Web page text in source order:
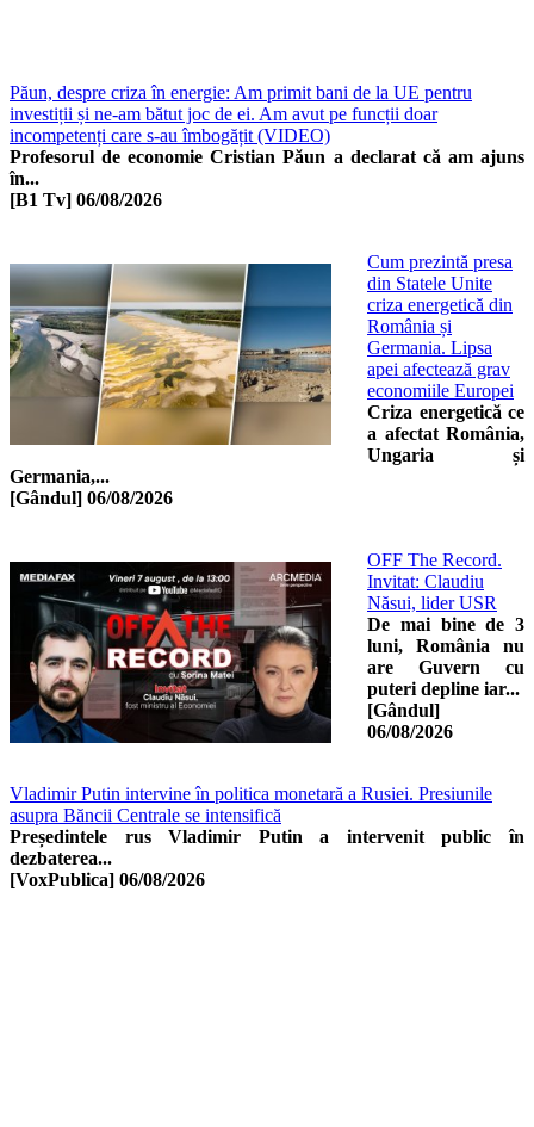
Păun, despre criza în energie: Am primit bani de la UE pentru
investiții și ne-am bătut joc de ei. Am avut pe funcții doar
incompetenți care s-au îmbogățit (VIDEO)
Profesorul de economie Cristian Păun a declarat că am ajuns
în...
[B1 Tv] 06/08/2026
Cum prezintă presa
din Statele Unite
criza energetică din
România și
Germania. Lipsa
apei afectează grav
economiile Europei
Criza energetică ce
a afectat România,
Ungaria și
Germania,...
[Gândul] 06/08/2026
OFF The Record.
Invitat: Claudiu
Năsui, lider USR
De mai bine de 3
luni, România nu
are Guvern cu
puteri depline iar...
[Gândul]
06/08/2026
Vladimir Putin intervine în politica monetară a Rusiei. Presiunile
asupra Băncii Centrale se intensifică
Președintele rus Vladimir Putin a intervenit public în
dezbaterea...
[VoxPublica] 06/08/2026